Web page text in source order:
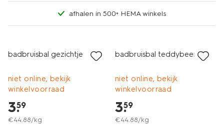
afhalen in 500+ HEMA winkels
badbruisbal gezichtje
niet online, bekijk
winkelvoorraad
3.
59
€44.88/kg
badbruisbal teddybeer
niet online, bekijk
winkelvoorraad
3.
59
€44.88/kg